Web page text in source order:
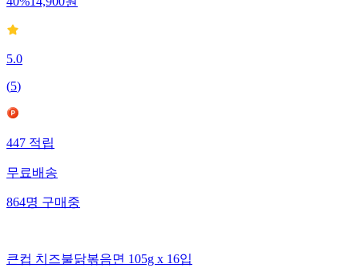
40%14,900원
5.0
(5)
447적립
무료배송
864명구매중
큰컵 치즈불닭볶음면 105g x 16입